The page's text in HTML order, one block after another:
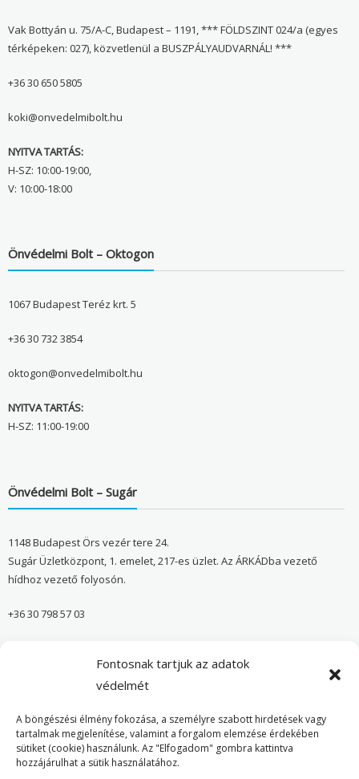
Fontosnak tartjuk az adatok
védelmét
A böngészési élmény fokozása, a személyre szabott hirdetések vagy
tartalmak megjelenítése, valamint a forgalom elemzése érdekében
sütiket (cookie) használunk. Az "Elfogadom" gombra kattintva
hozzájárulhat a sütik használatához.
Vak Bottyán u. 75/A-C, Budapest – 1191, *** FÖLDSZINT 024/a (egyes
térképeken: 027), közvetlenül a BUSZPÁLYAUDVARNÁL! ***
+36 30 650 5805
koki@onvedelmibolt.hu
NYITVA TARTÁS:
H-SZ: 10:00-19:00,
V: 10:00-18:00
Önvédelmi Bolt – Oktogon
1067 Budapest Teréz krt. 5
+36 30 732 3854
oktogon@onvedelmibolt.hu
NYITVA TARTÁS:
H-SZ: 11:00-19:00
Önvédelmi Bolt – Sugár
1148 Budapest Örs vezér tere 24.
Sugár Üzletközpont, 1. emelet, 217-es üzlet. Az ÁRKÁDba vezető
hídhoz vezető folyosón.
+36 30 798 57 03
Önvédelmi Bolt – Főoldal